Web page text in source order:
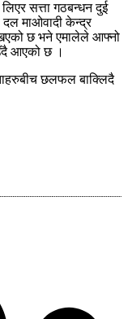
सत्ता गठबन्धन दुई
दल माओवादी केन्द्र
छ भने एमालेले आफ्नो
आएको छ ।
छलफल बाक्लिदै